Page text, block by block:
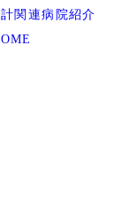
関連病院紹介